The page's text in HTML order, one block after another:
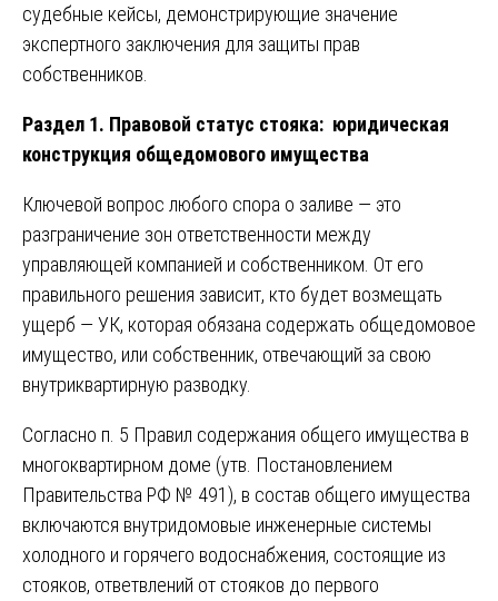
судебные кейсы, демонстрирующие значение
экспертного заключения для защиты прав
собственников.
Раздел 1. Правовой статус стояка: юридическая
конструкция общедомового имущества
Ключевой вопрос любого спора о заливе — это
разграничение зон ответственности между
управляющей компанией и собственником. От его
правильного решения зависит, кто будет возмещать
ущерб — УК, которая обязана содержать общедомовое
имущество, или собственник, отвечающий за свою
внутриквартирную разводку.
Согласно п. 5 Правил содержания общего имущества в
многоквартирном доме (утв. Постановлением
Правительства РФ № 491), в состав общего имущества
включаются внутридомовые инженерные системы
холодного и горячего водоснабжения, состоящие из
стояков, ответвлений от стояков до первого